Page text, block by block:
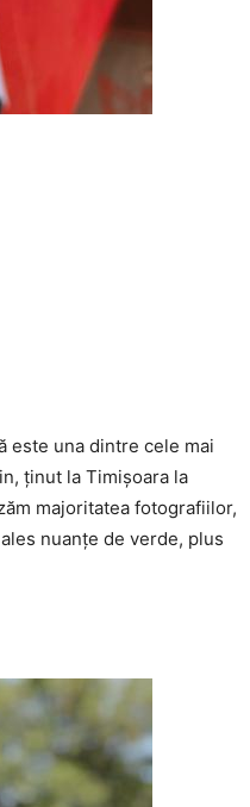
este una dintre cele mai
ţinut la Timişoara la
majoritatea fotografiilor,
nuanţe de verde, plus